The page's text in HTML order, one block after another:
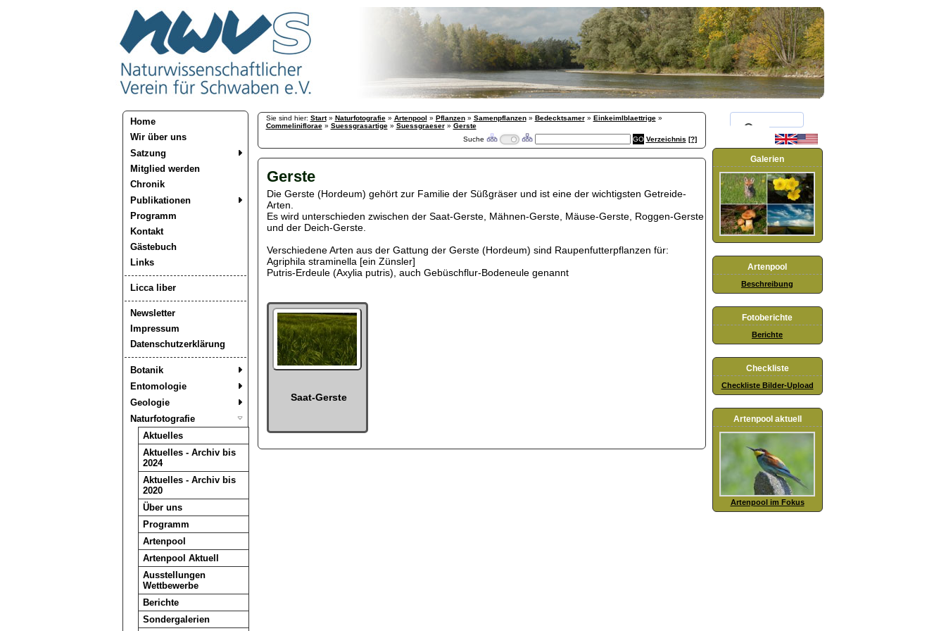
Home
Wir über uns
Satzung
Mitglied werden
Chronik
Publikationen
Programm
Kontakt
Gästebuch
Links
Licca liber
Newsletter
Impressum
Datenschutzerklärung
Botanik
Entomologie
Geologie
Naturfotografie
Aktuelles
Aktuelles - Archiv bis
2024
Aktuelles - Archiv bis
2020
Über uns
Programm
Artenpool
Artenpool Aktuell
Ausstellungen
Wettbewerbe
Berichte
Sondergalerien
Sie sind hier: Start» Naturfotografie» Artenpool » Pflanzen» Samenpflanzen» Bedecktsamer» Einkeimlblaettrige»
Commeliniflorae» Suessgrasartige» Suessgraeser» Gerste
Suche
Verzeichnis [?]
Gerste
Die Gerste (Hordeum) gehört zur Familie der Süßgräser und ist eine der wichtigsten Getreide-
Arten.
Es wird unterschieden zwischen der Saat-Gerste, Mähnen-Gerste, Mäuse-Gerste, Roggen-Gerste
und der Deich-Gerste.
Verschiedene Arten aus der Gattung der Gerste (Hordeum) sind Raupenfutterpflanzen für:
Agriphila straminella [ein Zünsler]
Putris-Erdeule (Axylia putris), auch Gebüschflur-Bodeneule genannt
Saat-Gerste
Galerien
Artenpool
Beschreibung
Fotoberichte
Berichte
Checkliste
Checkliste Bilder-Upload
Artenpool aktuell
Artenpool im Fokus